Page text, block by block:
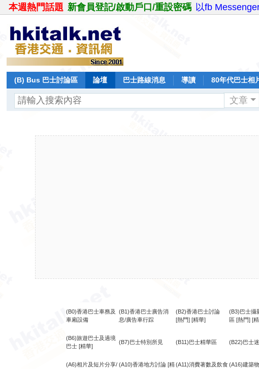
本週熱門話題 新會員登記/啟動戶口/重設密碼 以fb
(B) Bus 巴士討論區 論壇 巴士路線消息 導讀 80年代巴士相
文章
(B0)香港巴士車務及
車廂設備
(B1)香港巴士廣告消
息/廣告車行踪
(B2)香港巴士討論
[熱門] [精華]
(B3)巴士攝
區 [熱門] [
(B6)旅遊巴士及過境
巴士 [精華]
(B7)巴士特別所見 (B11)巴士精華區 (B22)巴士
(A6)相片及短片分享/ (A10)香港地方討論 [精(A11)消費著數及飲食(A16)建築